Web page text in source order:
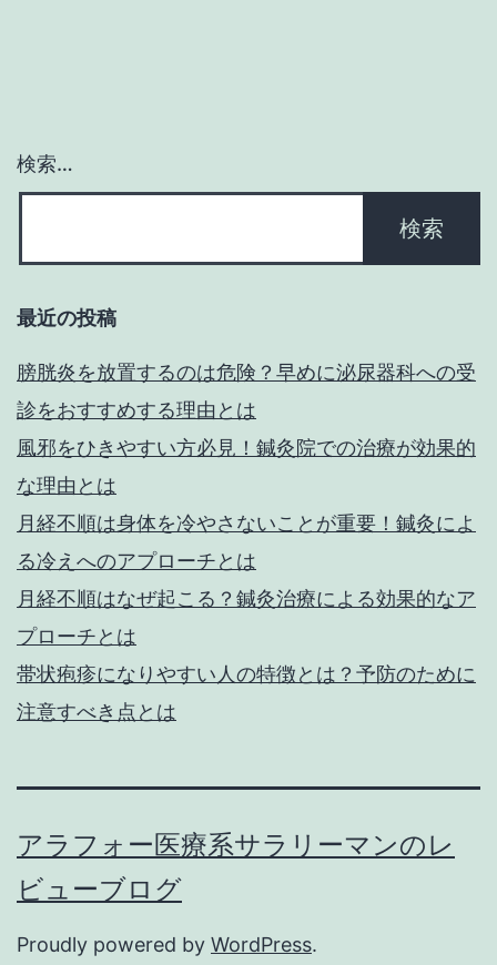
検索…
最近の投稿
膀胱炎を放置するのは危険？早めに泌尿器科への受
診をおすすめする理由とは
風邪をひきやすい方必見！鍼灸院での治療が効果的
な理由とは
月経不順は身体を冷やさないことが重要！鍼灸によ
る冷えへのアプローチとは
月経不順はなぜ起こる？鍼灸治療による効果的なア
プローチとは
帯状疱疹になりやすい人の特徴とは？予防のために
注意すべき点とは
アラフォー医療系サラリーマンのレ
ビューブログ
Proudly powered by WordPress.